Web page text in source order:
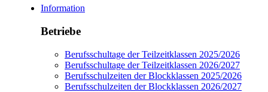
Information
Betriebe
Berufsschultage der Teilzeitklassen 2025/2026
Berufsschultage der Teilzeitklassen 2026/2027
Berufsschulzeiten der Blockklassen 2025/2026
Berufsschulzeiten der Blockklassen 2026/2027